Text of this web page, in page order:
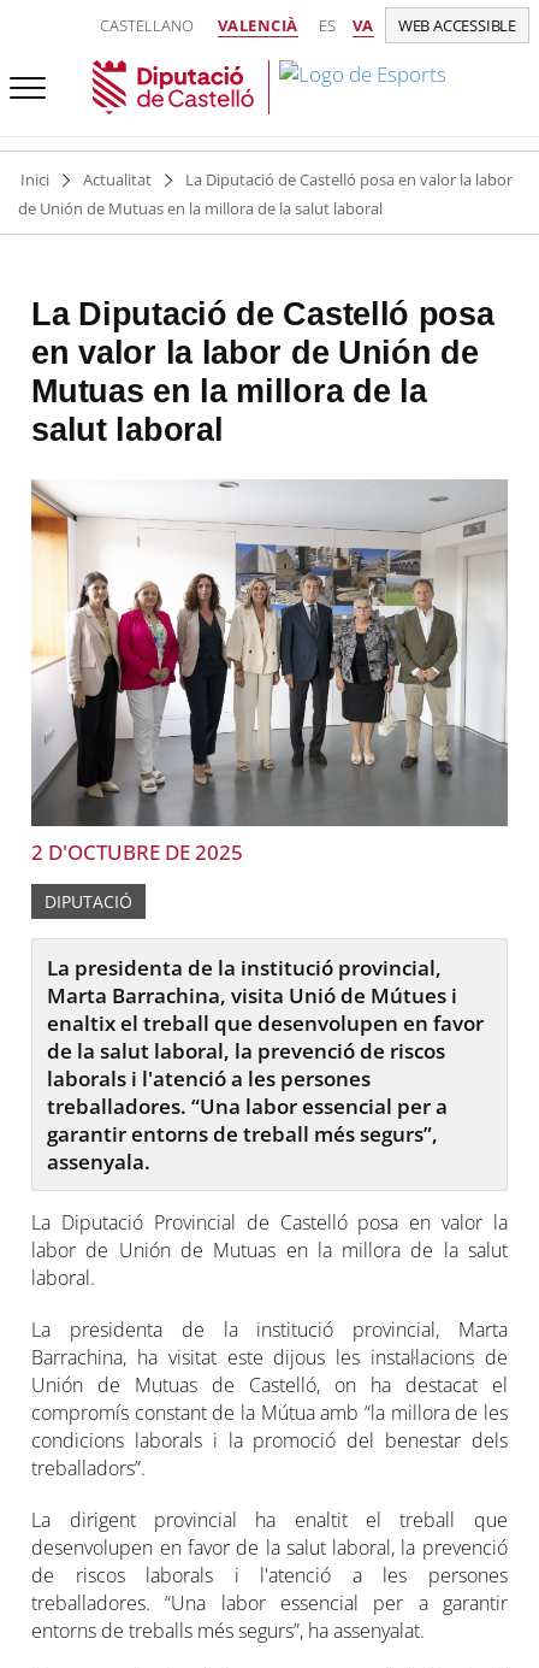
CASTELLANO VALENCIÀ ES VA WEB ACCESSIBLE
Inici Actualitat
La Diputació de Castelló posa en valor la labor
de Unión de Mutuas en la millora de la salut laboral
La Diputació de Castelló posa
en valor la labor de Unión de
Mutuas en la millora de la
salut laboral
2 D'OCTUBRE DE 2025
DIPUTACIÓ
La presidenta de la institució provincial,
Marta Barrachina, visita Unió de Mútues i
enaltix el treball que desenvolupen en favor
de la salut laboral, la prevenció de riscos
laborals i l'atenció a les persones
treballadores. “Una labor essencial per a
garantir entorns de treball més segurs”,
assenyala.
La Diputació Provincial de Castelló posa en valor la
labor de Unión de Mutuas en la millora de la salut
laboral.
La presidenta de la institució provincial, Marta
Barrachina, ha visitat este dijous les instal·lacions de
Unión de Mutuas de Castelló, on ha destacat el
compromís constant de la Mútua amb “la millora de les
condicions laborals i la promoció del benestar dels
treballadors”.
La dirigent provincial ha enaltit el treball que
desenvolupen en favor de la salut laboral, la prevenció
de riscos laborals i l'atenció a les persones
treballadores. “Una labor essencial per a garantir
entorns de treballs més segurs”, ha assenyalat.